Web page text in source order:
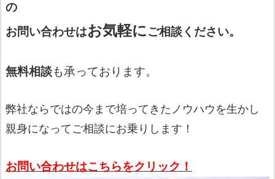
の
お問い合わせはお気軽にご相談ください。
無料相談も承っております。
弊社ならではの今まで培ってきたノウハウを生かし
親身になってご相談にお乗りします！
お問い合わせはこちらをクリック！